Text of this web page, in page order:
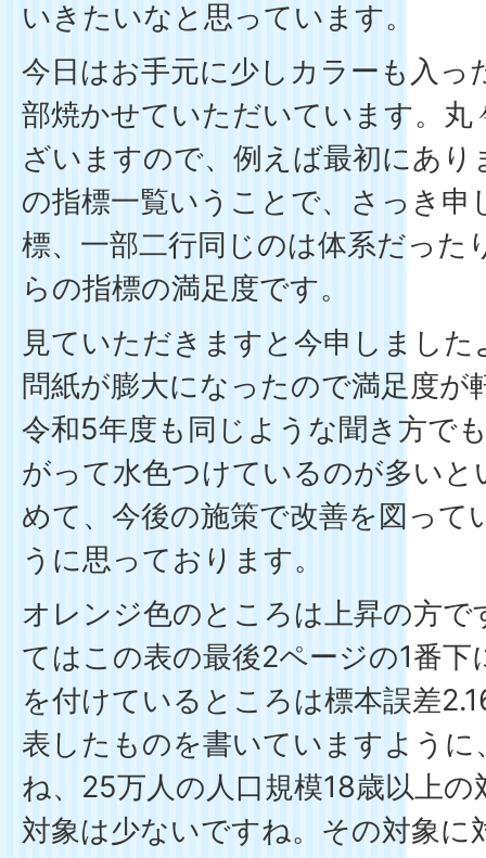
いきたいなと思っています。
今日はお手元に少しカラーも入っ
部焼かせていただいています。
ざいますので、例えば最初にあ
の指標一覧いうことで、さっき
標、一部二行同じのは体系だっ
らの指標の満足度です。
見ていただきますと今申しまし
問紙が膨大になったので満足度が
令和5年度も同じような聞き方で
がって水色つけているのが多い
めて、今後の施策で改善を図っ
うに思っております。
オレンジ色のところは上昇の方
てはこの表の最後2ページの1番
を付けているところは標本誤差
表したものを書いていますように
ね、25万人の人口規模18歳以上
対象は少ないですね。その対象